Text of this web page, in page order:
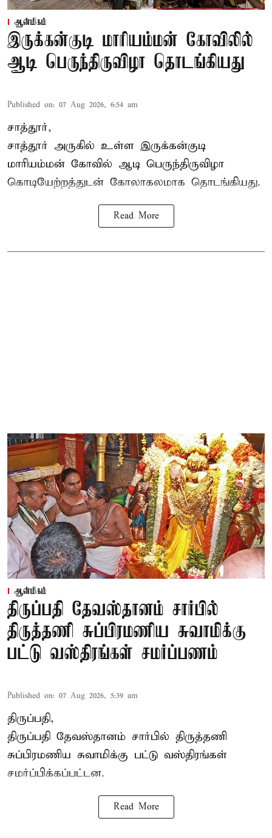
ஆன்மிகம்
இருக்கன்குடி மாரியம்மன் கோவிலில்
ஆடி பெருந்திருவிழா தொடங்கியது
Published on: 07 Aug 2026, 6:54 am
சாத்தூர்,
சாத்தூர் அருகில் உள்ள இருக்கன்குடி
மாரியம்மன் கோவில் ஆடி பெருந்திருவிழா
கொடியேற்றத்துடன் கோலாகலமாக தொடங்கியது.
Read More
ஆன்மிகம்
திருப்பதி தேவஸ்தானம் சார்பில்
திருத்தணி சுப்பிரமணிய சுவாமிக்கு
பட்டு வஸ்திரங்கள் சமர்ப்பணம்
Published on: 07 Aug 2026, 5:39 am
திருப்பதி,
திருப்பதி தேவஸ்தானம் சார்பில் திருத்தணி
சுப்பிரமணிய சுவாமிக்கு பட்டு வஸ்திரங்கள்
சமர்ப்பிக்கப்பட்டன.
Read More